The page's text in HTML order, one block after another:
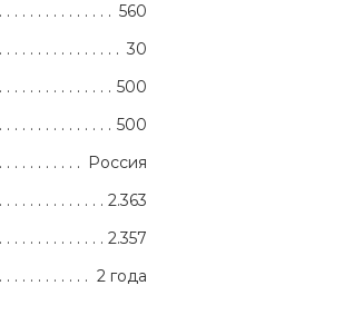
560
30
500
500
Россия
2.363
2.357
2 года